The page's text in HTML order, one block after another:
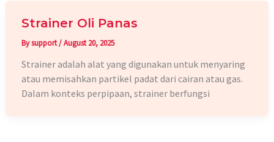
Strainer Oli Panas
Bysupport/August 20, 2025
Strainer adalah alat yang digunakan untuk menyaring
atau memisahkan partikel padat dari cairan atau gas.
Dalam konteks perpipaan, strainer berfungsi